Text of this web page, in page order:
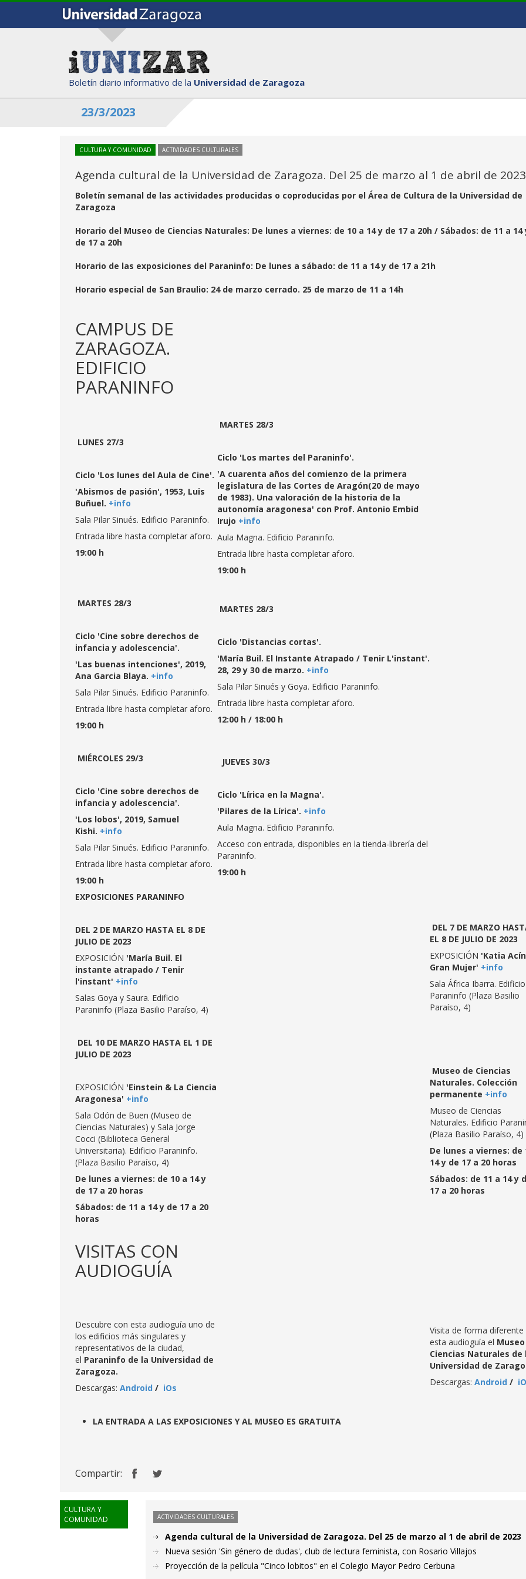
Boletín diario informativo de la Universidad de Zaragoza
23/3/2023
CULTURA Y COMUNIDAD ACTIVIDADES CULTURALES
Agenda cultural de la Universidad de Zaragoza. Del 25 de marzo al 1 de abril de 2023
Boletín semanal de las actividades producidas o coproducidas por el Área de Cultura de la Universidad de
Zaragoza
Horario del Museo de Ciencias Naturales: De lunes a viernes: de 10 a 14 y de 17 a 20h / Sábados: de 11 a 14
de 17 a 20h
Horario de las exposiciones del Paraninfo: De lunes a sábado: de 11 a 14 y de 17 a 21h
Horario especial de San Braulio: 24 de marzo cerrado. 25 de marzo de 11 a 14h
CAMPUS DE
ZARAGOZA.
EDIFICIO
PARANINFO
LUNES 27/3
Ciclo 'Los lunes del Aula de Cine'.
'Abismos de pasión', 1953, Luis
Buñuel. +info
Sala Pilar Sinués. Edificio Paraninfo.
Entrada libre hasta completar aforo.
19:00 h
MARTES 28/3
Ciclo 'Los martes del Paraninfo'.
'A cuarenta años del comienzo de la primera
legislatura de las Cortes de Aragón(20 de mayo
de 1983). Una valoración de la historia de la
autonomía aragonesa' con Prof. Antonio Embid
Irujo +info
Aula Magna. Edificio Paraninfo.
Entrada libre hasta completar aforo.
19:00 h
MARTES 28/3
Ciclo 'Cine sobre derechos de
infancia y adolescencia'.
'Las buenas intenciones', 2019,
Ana Garcia Blaya. +info
Sala Pilar Sinués. Edificio Paraninfo.
Entrada libre hasta completar aforo.
19:00 h
MARTES 28/3
Ciclo 'Distancias cortas'.
'María Buil. El Instante Atrapado / Tenir L'instant'.
28, 29 y 30 de marzo. +info
Sala Pilar Sinués y Goya. Edificio Paraninfo.
Entrada libre hasta completar aforo.
12:00 h / 18:00 h
MIÉRCOLES 29/3
Ciclo 'Cine sobre derechos de
infancia y adolescencia'.
'Los lobos', 2019, Samuel
Kishi. +info
Sala Pilar Sinués. Edificio Paraninfo.
Entrada libre hasta completar aforo.
19:00 h
JUEVES 30/3
Ciclo 'Lírica en la Magna'.
'Pilares de la Lírica'. +info
Aula Magna. Edificio Paraninfo.
Acceso con entrada, disponibles en la tienda-librería del
Paraninfo.
19:00 h
EXPOSICIONES PARANINFO
DEL 2 DE MARZO HASTA EL 8 DE
JULIO DE 2023
EXPOSICIÓN 'María Buil. El
instante atrapado / Tenir
l'instant' +info
Salas Goya y Saura. Edificio
Paraninfo (Plaza Basilio Paraíso, 4)
DEL 7 DE MARZO
EL 8 DE JULIO DE 2023
EXPOSICIÓN 'Katia
Gran Mujer' +info
Sala África Ibarra. Edificio
Paraninfo (Plaza Basilio
Paraíso, 4)
DEL 10 DE MARZO HASTA EL 1 DE
JULIO DE 2023
EXPOSICIÓN 'Einstein & La Ciencia
Aragonesa' +info
Sala Odón de Buen (Museo de
Ciencias Naturales) y Sala Jorge
Cocci (Biblioteca General
Universitaria). Edificio Paraninfo.
(Plaza Basilio Paraíso, 4)
De lunes a viernes: de 10 a 14 y
de 17 a 20 horas
Sábados: de 11 a 14 y de 17 a 20
horas
Museo de Ciencias
Naturales. Colección
permanente +info
Museo de Ciencias
Naturales. Edificio
(Plaza Basilio Paraíso, 4)
De lunes a viernes: de
14 y de 17 a 20 horas
Sábados: de 11 a 14 y
17 a 20 horas
VISITAS CON
AUDIOGUÍA
Descubre con esta audioguía uno de
los edificios más singulares y
representativos de la ciudad,
el Paraninfo de la Universidad de
Zaragoza.
Descargas: Android / iOs
Visita de forma diferente
esta audioguía el
Ciencias Naturales de
Universidad de
Descargas: Android /
LA ENTRADA A LAS EXPOSICIONES Y AL MUSEO ES GRATUITA
Compartir:
CULTURA Y
COMUNIDAD
ACTIVIDADES CULTURALES
Agenda cultural de la Universidad de Zaragoza. Del 25 de marzo al 1 de abril de 2023
Nueva sesión 'Sin género de dudas', club de lectura feminista, con Rosario Villajos
Proyección de la película "Cinco lobitos" en el Colegio Mayor Pedro Cerbuna